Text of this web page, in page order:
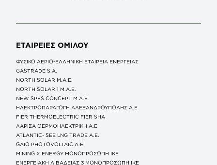
ΕΤΑΙΡΕΙΕΣ ΟΜΙΛΟΥ
ΦΥΣΙΚΟ ΑΕΡΙΟ-ΕΛΛΗΝΙΚΗ ΕΤΑΙΡΕΙΑ ΕΝΕΡΓΕΙΑΣ
GASTRADE S.A.
NORTH SOLAR M.Α.Ε.
NORTH SOLAR 1 M.Α.Ε.
NEW SPES CONCEPT Μ.Α.Ε.
ΗΛΕΚΤΡΟΠΑΡΑΓΩΓΗ ΑΛΕΞΑΝΔΡΟΥΠΟΛΗΣ A.E
FIER THERMOELECTRIC FIER SHA
ΛΑΡΙΣΑ ΘΕΡΜΟΗΛΕΚΤΡΙΚΗ A.E
ATLANTIC- SEE LNG TRADE A.E.
GAIO PHOTOVOLTAIC Α.Ε.
MINING X ENERGY ΜΟΝΟΠΡΟΣΩΠΗ ΙΚΕ
ΕΝΕΡΓΕΙΑΚΗ ΛΙΒΑΔΕΙΑΣ 3 ΜΟΝΟΠΡΟΣΩΠΗ ΙΚΕ